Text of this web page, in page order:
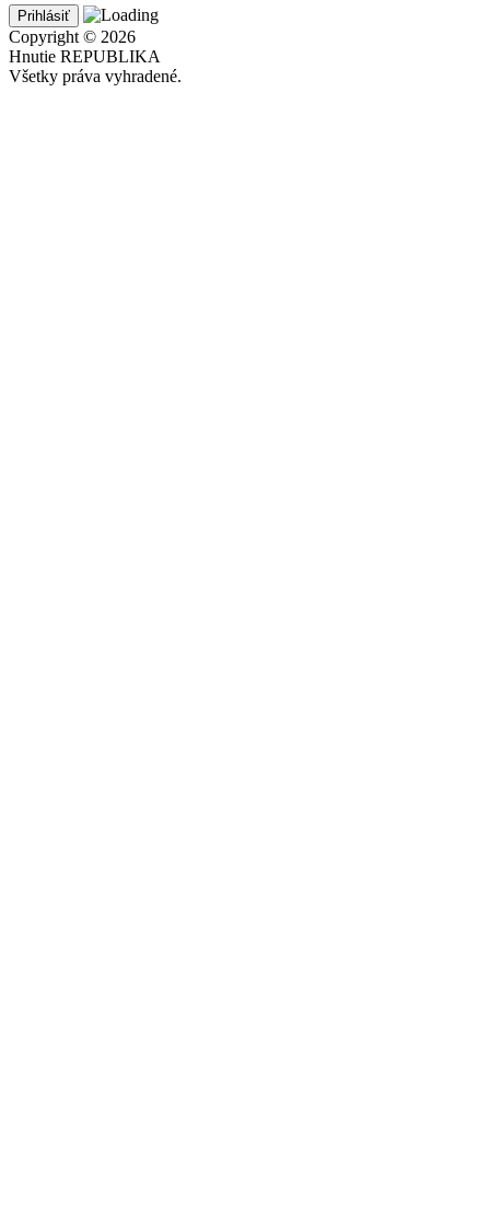
Copyright © 2026
Hnutie REPUBLIKA
Všetky práva vyhradené.